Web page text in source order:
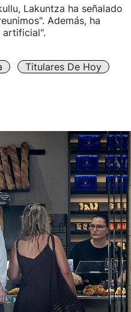
Lakuntza ha señalado
Además, ha
artificial".
Titulares De Hoy